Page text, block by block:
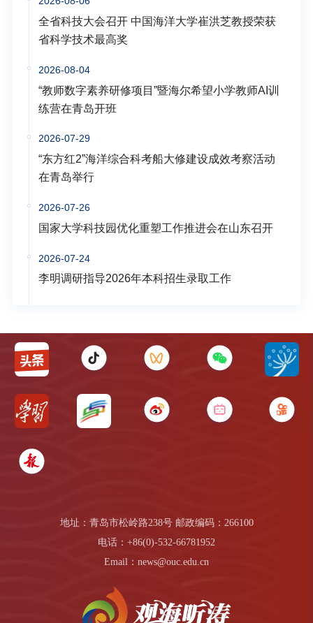
全省科技大会召开 中国海洋大学崔洪芝教授荣获
省科学技术最高奖
2026-08-04
“教师数字素养研修项目”暨海尔希望小学教师AI训
练营在青岛开班
2026-07-29
“东方红2”海洋综合科考船大修建设成效考察活动
在青岛举行
2026-07-26
国家大学科技园优化重塑工作推进会在山东召开
2026-07-24
李明调研指导2026年本科招生录取工作
地址：青岛市松岭路238号 邮政编码：266100
电话：+86(0)-532-66781952
Email：news@ouc.edu.cn